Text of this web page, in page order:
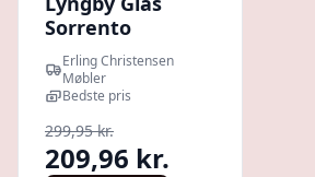
Sorrento
Glastallerken Dia
21 cm 4 stk - Blå :
Erling
Christensen
Møbler
Erling Christensen
Møbler
Bedste pris
299,95 kr.
209,96 kr.